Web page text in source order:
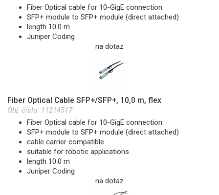
Fiber Optical cable for 10-GigE connection
SFP+ module to SFP+ module (direct attached)
length 10.0 m
Juniper Coding
na dotaz
Fiber Optical Cable SFP+/SFP+, 10,0 m, flex
Obj. číslo: 11214517
Fiber Optical cable for 10-GigE connection
SFP+ module to SFP+ module (direct attached)
cable carrier compatible
suitable for robotic applications
length 10.0 m
Juniper Coding
na dotaz